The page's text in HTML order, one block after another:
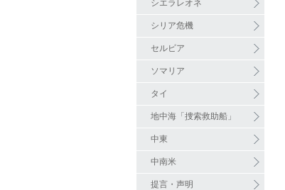
シエラレオネ
シリア危機
セルビア
ソマリア
タイ
地中海「捜索救助船」
中東
中南米
提言・声明